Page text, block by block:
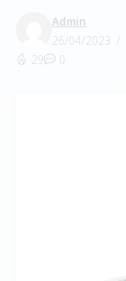
Admin
26/04/2023
29
0